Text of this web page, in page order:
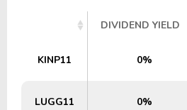
DIVIDEND YIELD
KINP11 0%
LUGG11 0%